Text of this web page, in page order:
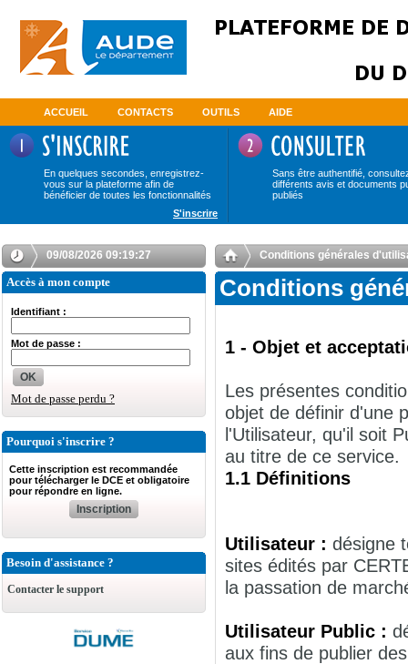
ACCUEIL CONTACTS OUTILS AIDE
En quelques secondes, enregistrez-
vous sur la plateforme afin de
bénéficier de toutes les fonctionnalités
Sans être authentifié,
différents avis et documents
publiés
S'inscrire
09/08/2026 09:19:28
Accès à mon compte
Identifiant :
Mot de passe :
OK
Mot de passe perdu ?
Pourquoi s'inscrire ?
Cette inscription est recommandée
pour télécharger le DCE et obligatoire
pour répondre en ligne.
Inscription
Besoin d'assistance ?
Contacter le support
Conditions générales
Conditions
1 - Objet et
Les présentes
objet de définir d'une
l'Utilisateur, qu'il soit
au titre de ce service.
1.1 Définitions
Utilisateur : désigne
sites édités par
la passation de
Utilisateur Public :
aux fins de publier